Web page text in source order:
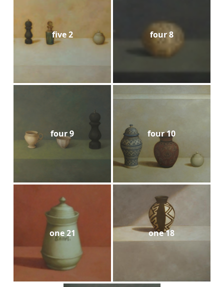
five 2 four 8
four 9 four 10
one 21 one 18